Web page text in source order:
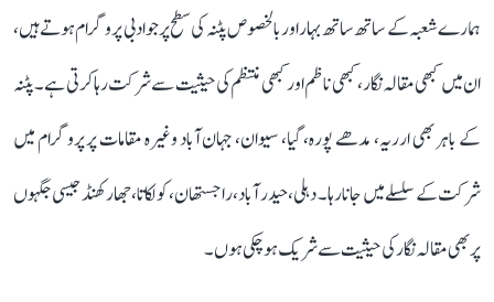
ہمارے شعبہ کے ساتھ ساتھ بہار اور بالخصوص پٹنہ کی سطح پر جو ادبی پروگرام ہوتے ہیں،
ان میں کبھی مقالہ نگار، کبھی ناظم اور کبھی منتظم کی حیثیت سے شرکت رہا کرتی ہے۔ پٹنہ
کے باہر بھی ارریہ، مدھے پورہ، گیا، سیوان، جہان آباد وغیرہ مقامات پر پروگرام میں
شرکت کے سلسلے میں جانا رہا۔ دہلی، حیدر آباد، راجستھان، کولکاتا، جھارکھنڈ جیسی جگہوں
پر بھی مقالہ نگار کی حیثیت سے شریک ہو چکی ہوں۔